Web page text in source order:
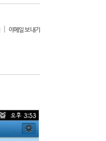
| 이메일 보내기